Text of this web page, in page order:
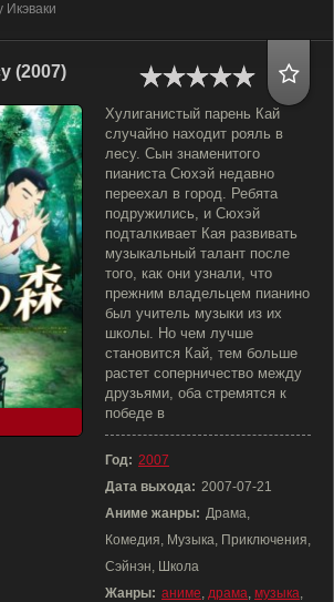
Икэваки
(2007)
Хулиганистый парень Кай
случайно находит рояль в
лесу. Сын знаменитого
пианиста Сюхэй недавно
переехал в город. Ребята
подружились, и Сюхэй
подталкивает Кая развивать
музыкальный талант после
того, как они узнали, что
прежним владельцем пианино
был учитель музыки из их
школы. Но чем лучше
становится Кай, тем больше
растет соперничество между
друзьями, оба стремятся к
победе в
Год: 2007
Дата выхода: 2007-07-21
Аниме жанры: Драма,
Комедия, Музыка, Приключения,
Сэйнэн, Школа
Жанры: аниме, драма, музыка,